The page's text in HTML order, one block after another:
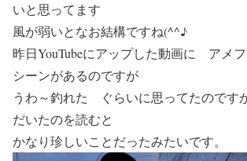
いと思ってます
風が弱いとなお結構ですね(^^♪
昨日YouTubeにアップした動画に アメ
シーンがあるのですが
うわ～釣れた ぐらいに思ってたのです
だいたのを読むと
かなり珍しいことだったみたいです。